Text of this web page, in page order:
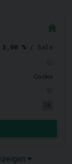
3,00 % / Sale
Cookie